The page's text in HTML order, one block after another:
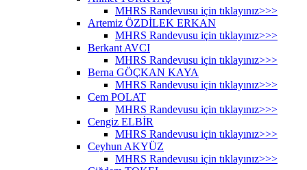
MHRS Randevusu için tıklayınız>>>
Artemiz ÖZDİLEK ERKAN
MHRS Randevusu için tıklayınız>>>
Berkant AVCI
MHRS Randevusu için tıklayınız>>>
Berna GÖÇKAN KAYA
MHRS Randevusu için tıklayınız>>>
Cem POLAT
MHRS Randevusu için tıklayınız>>>
Cengiz ELBİR
MHRS Randevusu için tıklayınız>>>
Ceyhun AKYÜZ
MHRS Randevusu için tıklayınız>>>